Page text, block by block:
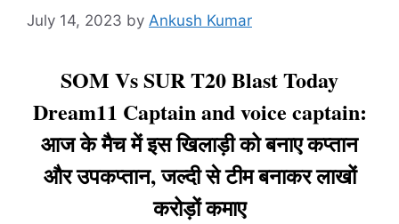
July 14, 2023 by Ankush Kumar
SOM Vs SUR T20 Blast Today
Dream11 Captain and voice captain:
आज के मैच में इस खिलाड़ी को बनाए कप्तान
और उपकप्तान, जल्दी से टीम बनाकर लाखों
करोड़ों कमाए